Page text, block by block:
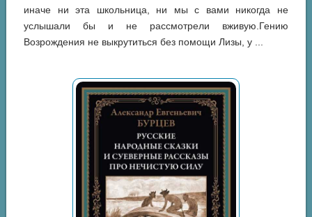
иначе ни эта школьница, ни мы с вами никогда не
услышали бы и не рассмотрели вживую.Гению
Возрождения не выкрутиться без помощи Лизы, у ...